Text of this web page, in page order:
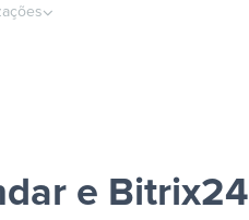
e Bitrix24